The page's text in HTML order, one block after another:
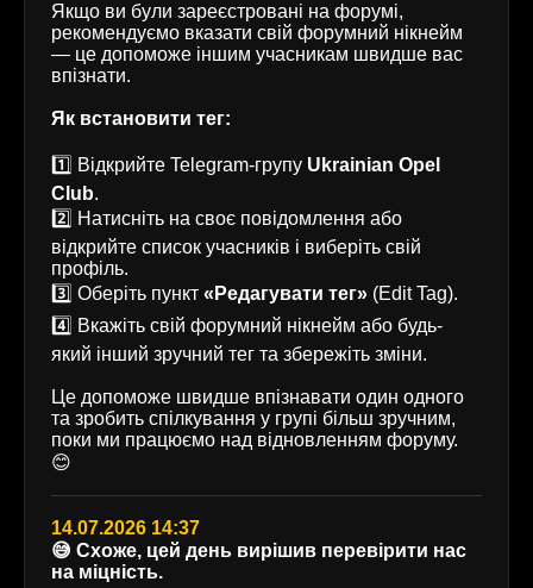
Якщо ви були зареєстровані на форумі,
рекомендуємо вказати свій форумний нікнейм
— це допоможе іншим учасникам швидше вас
впізнати.
Як встановити тег:
1️⃣ Відкрийте Telegram-групу Ukrainian Opel
Club.
2️⃣ Натисніть на своє повідомлення або
відкрийте список учасників і виберіть свій
профіль.
3️⃣ Оберіть пункт «Редагувати тег» (Edit Tag).
4️⃣ Вкажіть свій форумний нікнейм або будь-
який інший зручний тег та збережіть зміни.
Це допоможе швидше впізнавати один одного
та зробить спілкування у групі більш зручним,
поки ми працюємо над відновленням форуму.
😊
14.07.2026 14:37
😅 Схоже, цей день вирішив перевірити нас
на міцність.